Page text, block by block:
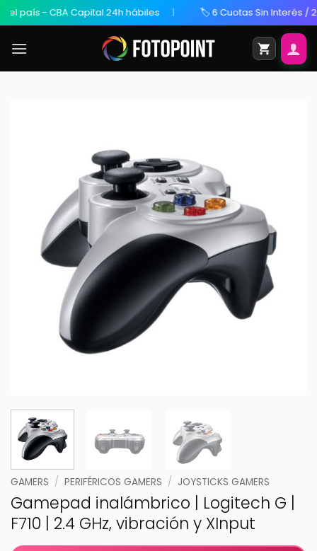
- CBA Capital 24h hábiles 🏷️ 6 Cuotas Sin Interés / 20%
GAMERS / PERIFÉRICOS GAMERS / JOYSTICKS GAMERS
Gamepad inalámbrico | Logitech G |
F710 | 2.4 GHz, vibración y XInput